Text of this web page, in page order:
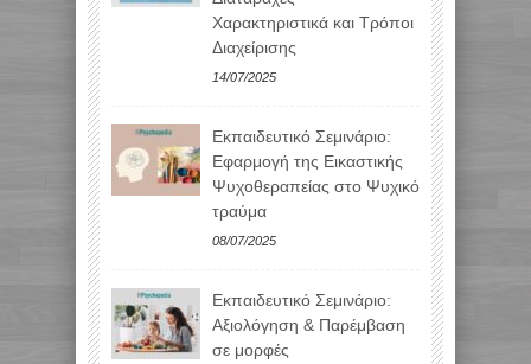
Χαρακτηριστικά και Τρόποι
Διαχείρισης
14/07/2025
Εκπαιδευτικό Σεμινάριο:
Εφαρμογή της Εικαστικής
Ψυχοθεραπείας στο Ψυχικό
τραύμα
08/07/2025
Εκπαιδευτικό Σεμινάριο:
Αξιολόγηση & Παρέμβαση
σε μορφές